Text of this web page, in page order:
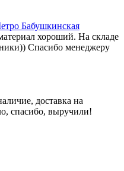
Бабушкинская
хороший. На складе
Спасибо менеджеру
доставка на
спасибо, выручили!